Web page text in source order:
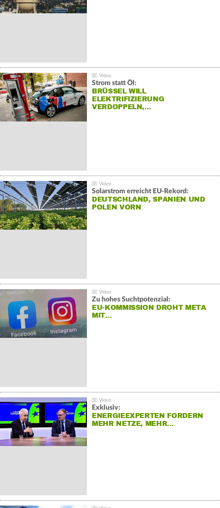
Strom statt Öl:
BRÜSSEL WILL
ELEKTRIFIZIERUNG
VERDOPPELN,…
Solarstrom erreicht EU-Rekord:
DEUTSCHLAND, SPANIEN UND
POLEN VORN
Zu hohes Suchtpotenzial:
EU-KOMMISSION DROHT META
MIT…
Exklusiv:
ENERGIEEXPERTEN FORDERN
MEHR NETZE, MEHR…